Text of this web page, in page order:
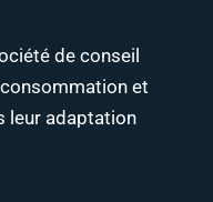
de conseil
et
leur adaptation